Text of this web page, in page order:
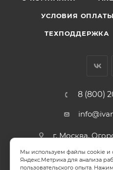
УСЛОВИЯ ОПЛАТЫ
ТЕХПОДДЕРЖКА
8 (800)
г. Москва,
СОГЛАСИЕ НА
Мы используем файлы cookie и
Яндекс.Метрика для анализа
пользовательского опыта.